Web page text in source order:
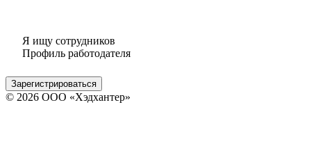
Я ищу сотрудников
Профиль работодателя
Зарегистрироваться
© 2026 ООО «Хэдхантер»